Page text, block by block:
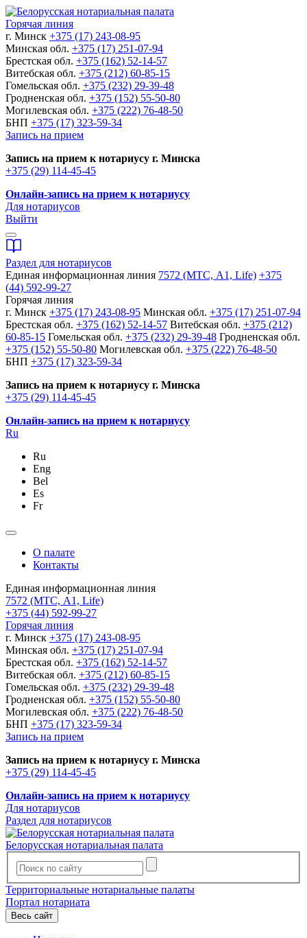
Горячая линия
г. Минск +375 (17) 243-08-95
Минская обл. +375 (17) 251-07-94
Брестская обл. +375 (162) 52-14-57
Витебская обл. +375 (212) 60-85-15
Гомельская обл. +375 (232) 29-39-48
Гродненская обл. +375 (152) 55-50-80
Могилевская обл. +375 (222) 76-48-50
БНП +375 (17) 323-59-34
Запись на прием
Запись на прием к нотариусу г. Минска
+375 (29) 114-45-45
Онлайн-запись на прием к нотариусу
Для нотариусов
Выйти
Раздел для нотариусов
Единая информационная линия 7572 (МТС, A1, Life) +375
(44) 592-99-27
Горячая линия
г. Минск +375 (17) 243-08-95 Минская обл. +375 (17) 251-07-94
Брестская обл. +375 (162) 52-14-57 Витебская обл. +375 (212)
60-85-15 Гомельская обл. +375 (232) 29-39-48 Гродненская обл.
+375 (152) 55-50-80 Могилевская обл. +375 (222) 76-48-50
БНП +375 (17) 323-59-34
Запись на прием к нотариусу г. Минска
+375 (29) 114-45-45
Онлайн-запись на прием к нотариусу
Ru
Ru
Eng
Bel
Es
Fr
О палате
Контакты
Единая информационная линия
7572 (МТС, A1, Life)
+375 (44) 592-99-27
Горячая линия
г. Минск +375 (17) 243-08-95
Минская обл. +375 (17) 251-07-94
Брестская обл. +375 (162) 52-14-57
Витебская обл. +375 (212) 60-85-15
Гомельская обл. +375 (232) 29-39-48
Гродненская обл. +375 (152) 55-50-80
Могилевская обл. +375 (222) 76-48-50
БНП +375 (17) 323-59-34
Запись на прием
Запись на прием к нотариусу г. Минска
+375 (29) 114-45-45
Онлайн-запись на прием к нотариусу
Для нотариусов
Раздел для нотариусов
Белорусская нотариальная палата
Территориальные нотариальные палаты
Портал нотариата
Весь сайт